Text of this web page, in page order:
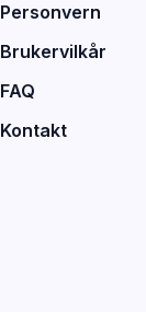
Personvern
Brukervilkår
FAQ
Kontakt